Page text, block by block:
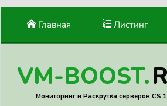
Главная Листинг
VM-BOOST.
Мониторинг и Раскрутка серверов CS